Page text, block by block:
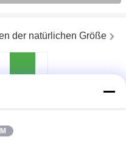
der natürlichen Größe